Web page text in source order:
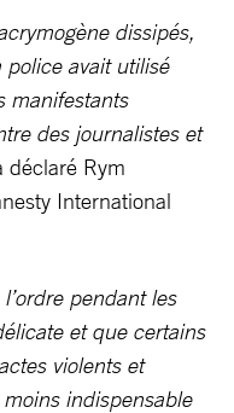
dissipés,
avait utilisé
manifestants
des journalistes et
Rym
International
pendant les
et que certains
violents et
indispensable